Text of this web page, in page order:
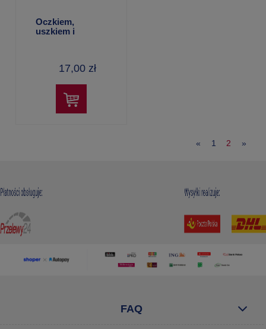
Oczkiem,
uszkiem i
17,00 zł
« 1 2 »
FAQ